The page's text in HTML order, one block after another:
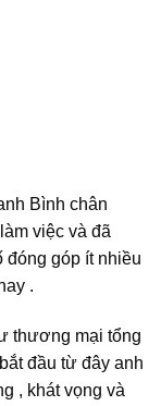
Bình chân
việc và đã
đóng góp ít nhiều
.
thương mại tổng
đầu từ đây anh
, khát vọng và